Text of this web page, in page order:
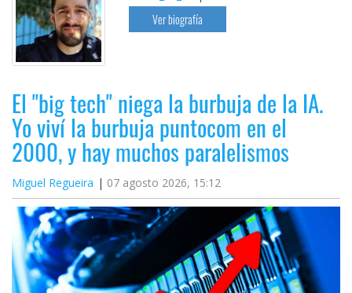
Ver biografía
El "big tech" niega la burbuja de la IA.
Yo viví la burbuja puntocom en el
2000, y hay muchos paralelismos
Miguel Regueira 07 agosto 2026, 15:12